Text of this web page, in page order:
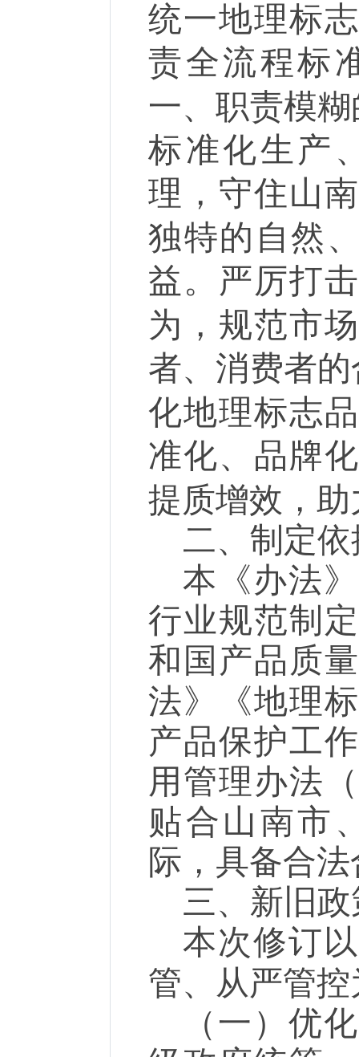
统一地理标
责全流程标
一、职责模
标准化生产
理，守住山
独特的自然
益。严厉打
为，规范市
者、消费者
化地理标志
准化、品牌
提质增效，
二、 制定依
本《办法
行业规范制
和国产品质
法》《地理
产品保护工
用管理办法
贴合山南市
际，具备合
三、 新旧
本次修订
管、从严管
（一）优